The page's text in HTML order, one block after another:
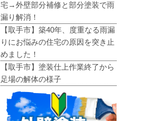
宅→外壁部分補修と部分塗装で雨
漏り解消！
【取手市】築40年、度重なる雨漏
りにお悩みの住宅の原因を突き止
めました！
【取手市】塗装仕上作業終了から
足場の解体の様子